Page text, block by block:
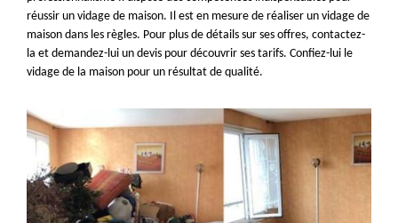
réussir un vidage de maison. Il est en mesure de réaliser un vidage de
maison dans les règles. Pour plus de détails sur ses offres, contactez-
la et demandez-lui un devis pour découvrir ses tarifs. Confiez-lui le
vidage de la maison pour un résultat de qualité.